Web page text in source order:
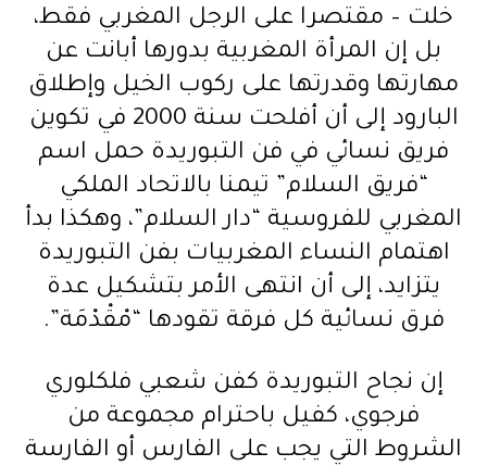
خلت – مقتصرا على الرجل المغربي فقط،
بل إن المرأة المغربية بدورها أبانت عن
مهارتها وقدرتها على ركوب الخيل وإطلاق
البارود إلى أن أفلحت سنة 2000 في تكوين
فريق نسائي في فن التبوريدة حمل اسم
“فريق السلام” تيمنا بالاتحاد الملكي
المغربي للفروسية “دار السلام”، وهكذا بدأ
اهتمام النساء المغربيات بفن التبوريدة
يتزايد، إلى أن انتهى الأمر بتشكيل عدة
فرق نسائية كل فرقة تقودها “مْقْدْمَة”.
إن نجاح التبوريدة كفن شعبي فلكلوري
فرجوي، كفيل باحترام مجموعة من
الشروط التي يجب على الفارس أو الفارسة